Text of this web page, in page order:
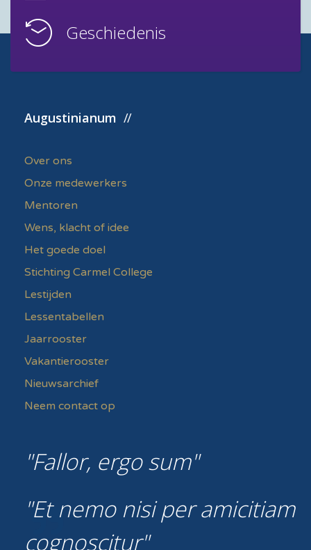
Geschiedenis
Augustinianum
Over ons
Onze medewerkers
Mentoren
Wens, klacht of idee
Het goede doel
Stichting Carmel College
Lestijden
Lessentabellen
Jaarrooster
Vakantierooster
Nieuwsarchief
Neem contact op
Fallor, ergo sum
Et nemo nisi per amicitiam
cognoscitur